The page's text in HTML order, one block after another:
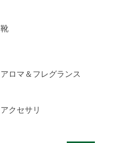
靴
アロマ＆フレグランス
アクセサリ